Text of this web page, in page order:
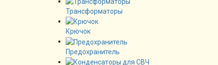
Трансформаторы
Крючок
Предохранитель